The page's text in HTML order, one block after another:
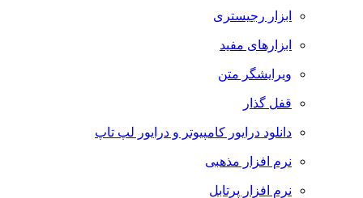
ابزار رجیستری
ابزارهای مفید
ویرایشگر متن
قفل گذار
دانلود درایور کامپیوتر و درایور لپ تاپ
نرم افزار مذهبی
نرم افزار پرتابل